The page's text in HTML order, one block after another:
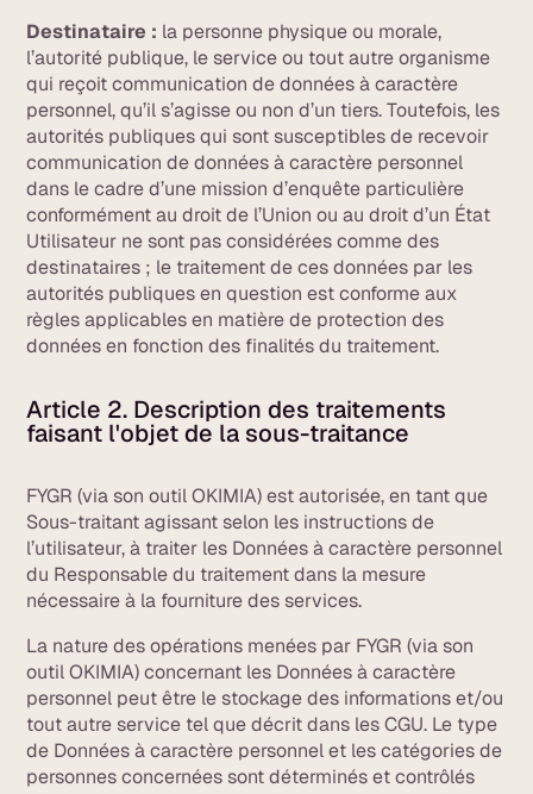
Destinataire : la personne physique ou morale,
l’autorité publique, le service ou tout autre organisme
qui reçoit communication de données à caractère
personnel, qu’il s’agisse ou non d’un tiers. Toutefois, les
autorités publiques qui sont susceptibles de recevoir
communication de données à caractère personnel
dans le cadre d’une mission d’enquête particulière
conformément au droit de l’Union ou au droit d’un État
Utilisateur ne sont pas considérées comme des
destinataires ; le traitement de ces données par les
autorités publiques en question est conforme aux
règles applicables en matière de protection des
données en fonction des finalités du traitement.
Article 2. Description des traitements
faisant l'objet de la sous-traitance
FYGR (via son outil OKIMIA) est autorisée, en tant que
Sous-traitant agissant selon les instructions de
l’utilisateur, à traiter les Données à caractère personnel
du Responsable du traitement dans la mesure
nécessaire à la fourniture des services.
La nature des opérations menées par FYGR (via son
outil OKIMIA) concernant les Données à caractère
personnel peut être le stockage des informations et/ou
tout autre service tel que décrit dans les CGU. Le type
de Données à caractère personnel et les catégories de
personnes concernées sont déterminés et contrôlés